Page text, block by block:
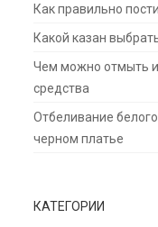
Как правильно
Какой казан
Чем можно отмыть
средства
Отбеливание
черном платье
КАТЕГОРИИ